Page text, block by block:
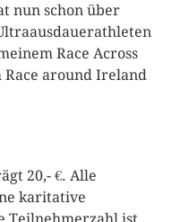
nun schon über
Race Across
around Ireland
20,- €. Alle
karitative
Teilnehmerzahl ist